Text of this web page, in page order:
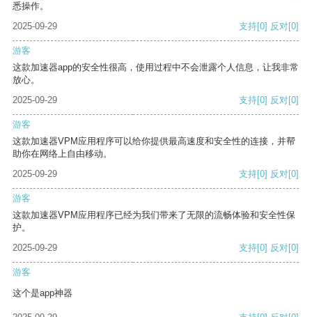
悉操作。
2025-09-29
支持[0] 反对[0]
游客
这款加速器app的安全性很高，使用过程中不会泄露个人信息，让我非常
放心。
2025-09-29
支持[0] 反对[0]
游客
这款加速器VPM应用程序可以给你提供最高速度和安全性的连接，并帮
助你在网络上自由移动。
2025-09-29
支持[0] 反对[0]
游客
这款加速器VPM应用程序已经为我们带来了无限的流畅体验和安全性保
护。
2025-09-29
支持[0] 反对[0]
游客
这个是app神器